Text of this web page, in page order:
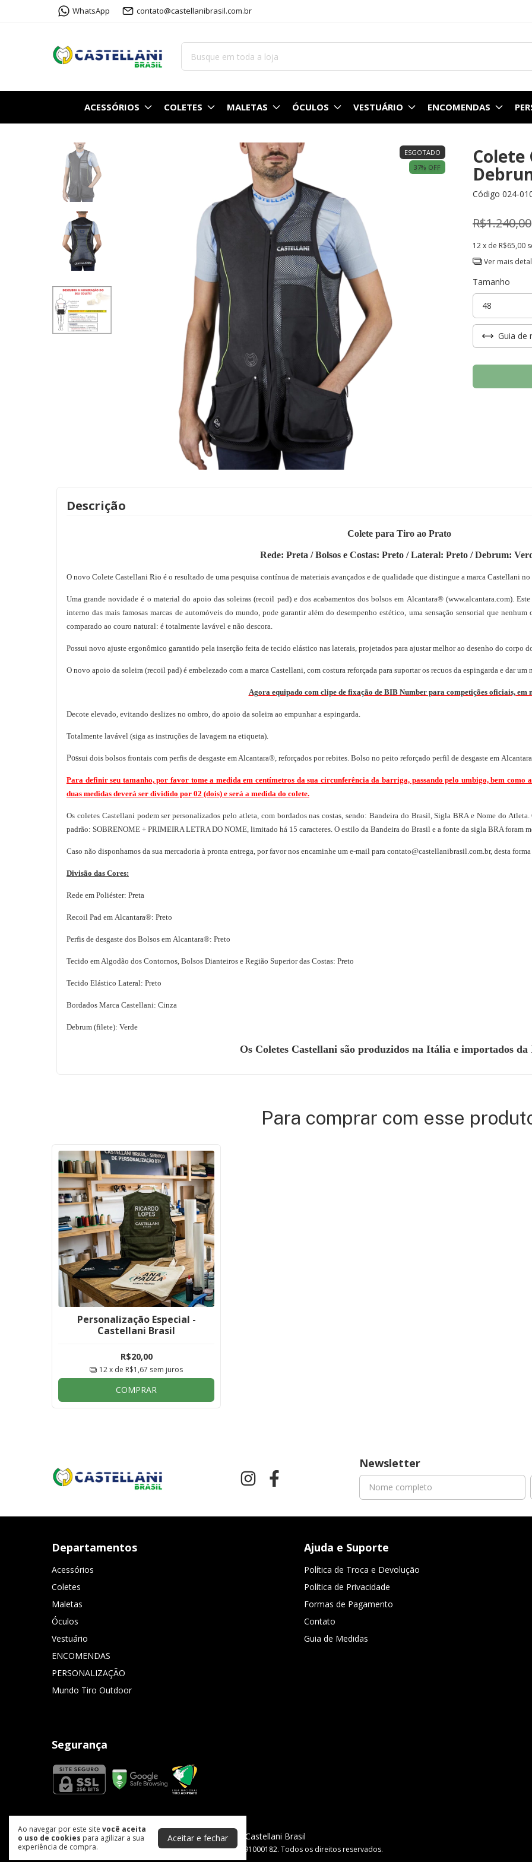
WhatsApp contato@castellanibrasil.com.br
ACESSÓRIOS COLETES MALETAS ÓCULOS VESTUÁRIO ENCOMENDAS
Ao navegar por este site você aceita
o uso de cookies para agilizar a sua
experiência de compra.
Aceitar e fechar
ESGOTADO
37% OFF Colete
Código 024-
R$1.240,00
12x de R$65,00
Ver mais
Tamanho
Guia de
Descrição
Colete para Tiro ao Prato
Rede: Preta / Bolsos e Costas: Preto / Lateral: Preto / Debrum:
O novo Colete Castellani Rio é o resultado de uma pesquisa contínua de materiais avançados e de qualidade que distingue a marca Castellani
Uma grande novidade é o material do apoio das soleiras (recoil pad) e dos acabamentos dos bolsos em Alcantara® (www.alcantara.com).
interno das mais famosas marcas de automóveis do mundo, pode garantir além do desempenho estético, uma sensação sensorial que
comparado ao couro natural: é totalmente lavável e não descora.
Possui novo ajuste ergonômico garantido pela inserção feita de tecido elástico nas laterais, projetados para ajustar melhor ao desenho do
O novo apoio da soleira (recoil pad) é embelezado com a marca Castellani, com costura reforçada para suportar os recuos da espingarda e dar
Agora equipado com clipe de fixação de BIB Number para competições oficiais, em
Decote elevado, evitando deslizes no ombro, do apoio da soleira ao empunhar a espingarda.
Totalmente lavável (siga as instruções de lavagem na etiqueta).
Possui dois bolsos frontais com perfis de desgaste em Alcantara®, reforçados por rebites. Bolso no peito reforçado perfil de desgaste em
Para definir seu tamanho, por favor tome a medida em centímetros da sua circunferência da barriga, passando pelo umbigo, bem
duas medidas deverá ser dividido por 02 (dois) e será a medida do colete.
Os coletes Castellani podem ser personalizados pelo atleta, com bordados nas costas, sendo: Bandeira do Brasil, Sigla BRA e Nome do
padrão: SOBRENOME + PRIMEIRA LETRA DO NOME, limitado há 15 caracteres. O estilo da Bandeira do Brasil e a fonte da sigla BRA foram
Caso não disponhamos da sua mercadoria à pronta entrega, por favor nos encaminhe um e-mail para contato@castellanibrasil.com.br, desta
Divisão das Cores:
Rede em Poliéster: Preta
Recoil Pad em Alcantara®: Preto
Perfis de desgaste dos Bolsos em Alcantara®: Preto
Tecido em Algodão dos Contornos, Bolsos Dianteiros e Região Superior das Costas: Preto
Tecido Elástico Lateral: Preto
Bordados Marca Castellani: Cinza
Debrum (filete): Verde
Os Coletes Castellani são produzidos na Itália e importados
Para comprar com esse
Personalização Especial -
Castellani Brasil
R$20,00
12x de R$1,67 sem juros
COMPRAR
Newsletter
Departamentos
Acessórios
Coletes
Maletas
Óculos
Vestuário
ENCOMENDAS
PERSONALIZAÇÃO
Mundo Tiro Outdoor
Ajuda e Suporte
Política de Troca e Devolução
Política de Privacidade
Formas de Pagamento
Contato
Guia de Medidas
Segurança
Colete Castellani Rio - Preto com Debrum Verde - Castellani Brasil
©2026. Castellani Brasil Com. Importadora Ltda - 43505291000182. Todos os direitos reservados.